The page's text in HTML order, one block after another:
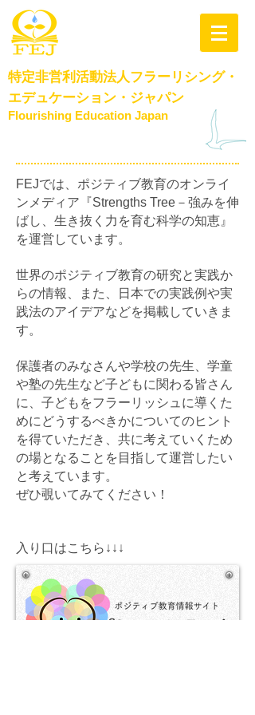
特定非営利活動法人フラーリシング・
エデュケーション・​ジャパン
Flourishing Education Japan
FEJでは、ポジティブ教育のオンライ
ンメディア『Strengths Tree－強みを伸
ばし、生き抜く力を育む科学の知恵』
を運営しています。
世界のポジティブ教育の研究と実践か
らの情報、また、日本での実践例や実
践法のアイデアなどを掲載していきま
す。
保護者のみなさんや学校の先生、学童
や塾の先生など子どもに関わる皆さん
に、子どもをフラーリッシュに導くた
めにどうするべきかについてのヒント
を得ていただき、共に考えていくため
の場となることを目指して運営したい
と考えています。
​ぜひ覗いてみてください！
入り口はこちら↓↓↓